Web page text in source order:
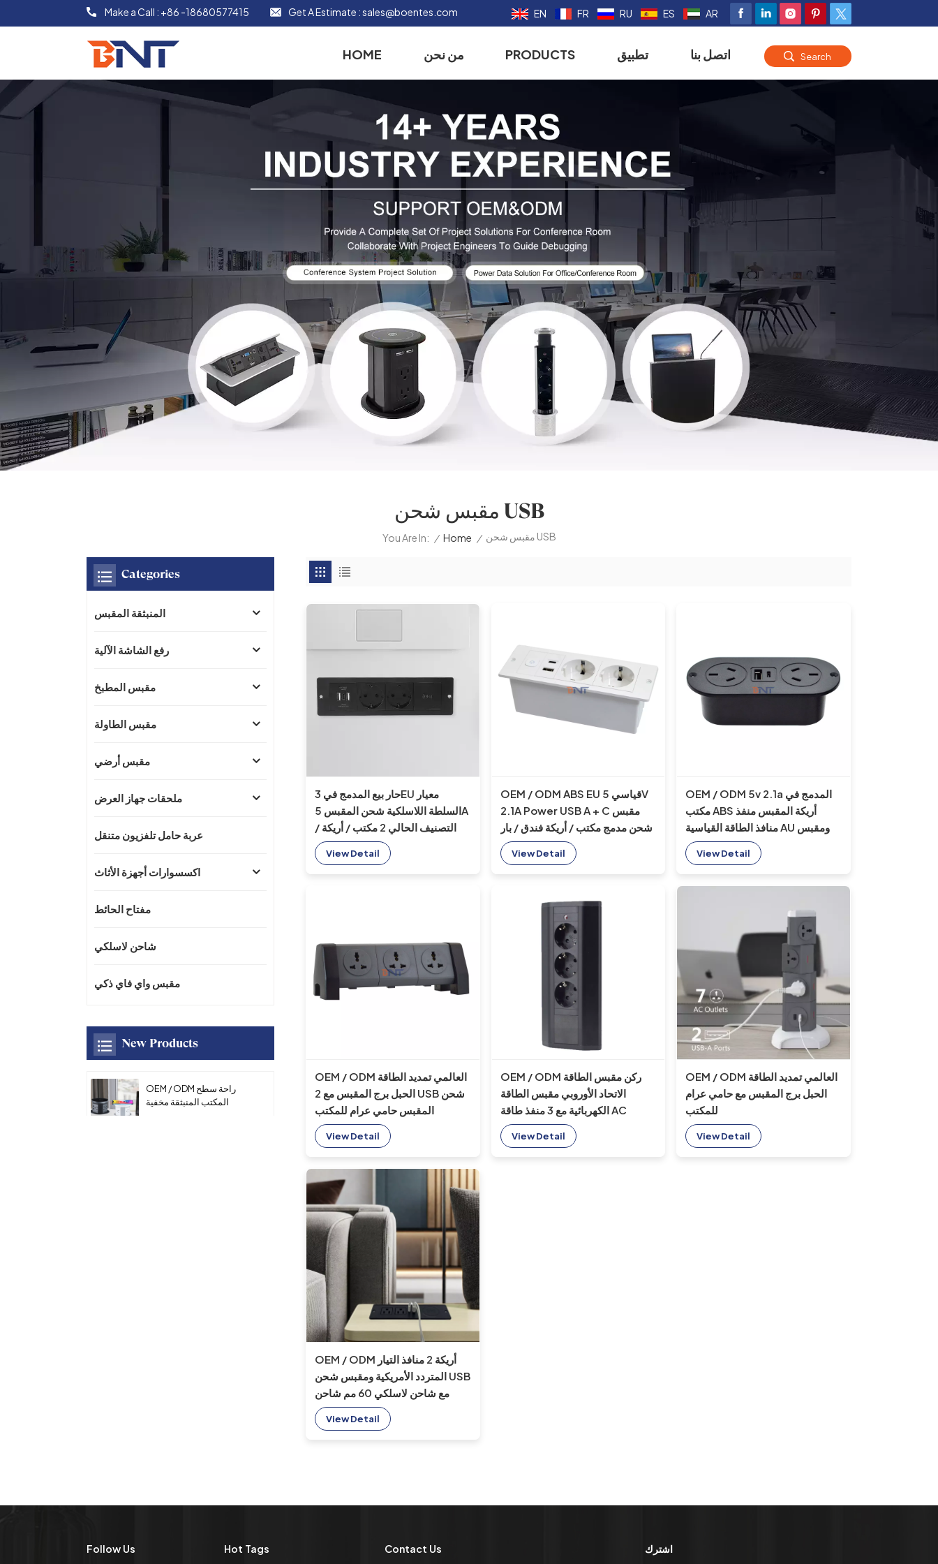
Make a Call : +86 -18680577415 Get A Estimate :sales@boentes.com EN FR RU ES AR
HOME من نحن PRODUCTS تطبيق اتصل بنا Search
مقبس شحن USB
You Are In: / Home / مقبس شحن USB
حار بيع المدمج في 3EU معيار
السلطة اللاسلكية شحن المقبس 5A
التصنيف الحالي 2 مكتب / أريكة /
فندق / بار / غرفة اجتماعات
المقابس مآخذ
View Detail
OEM / ODM ABS EU قياسي 5V
2.1A Power USB A + C مقبس
شحن مدمج مكتب / أريكة فندق / بار
/ منفذ غرفة اجتماعات متوافق مع
الولايات المتحدة / الاتحاد الأوروبي
View Detail
OEM / ODM 5v 2.1a المدمج في
مكتب ABS أريكة المقبس منفذ
منافذ الطاقة القياسية AU ومقبس
شحن USB A + C للفندق / البار /
غرفة الاجتماعات / أريكة
View Detail
OEM / ODM العالمي تمديد الطاقة
الحبل برج المقبس مع 2 USB شحن
المقبس حامي عرام للمكتب
View Detail
OEM / ODM ركن مقبس الطاقة
الاتحاد الأوروبي مقبس الطاقة
الكهربائية مع 3 منفذ طاقة AC
مناسبة للمكتب / سطح المكتب /
الطاولة / سطح عمل المطبخ
View Detail
OEM / ODM العالمي تمديد الطاقة
الحبل برج المقبس مع حامي عرام
للمكتب
View Detail
OEM / ODM أريكة 2 منافذ التيار
المتردد الأمريكية ومقبس شحن USB
مع شاحن لاسلكي 60 مم شاحن
أريكة مكتب الطاقة الأمريكي مقبس
طاقة الأثاث
View Detail
Categories
المنبثقة المقبس
رفع الشاشة الآلية
مقبس المطبخ
مقبس الطاولة
مقبس أرضي
ملحقات جهاز العرض
عربة حامل تلفزيون متنقل
اكسسوارات أجهزة الأثاث
مفتاح الحائط
شاحن لاسلكي
مقبس واي فاي ذكي
New Products
OEM / ODM راحة سطح
المكتب المنبثقة مخفية
Follow Us Hot Tags Contact Us اشترك